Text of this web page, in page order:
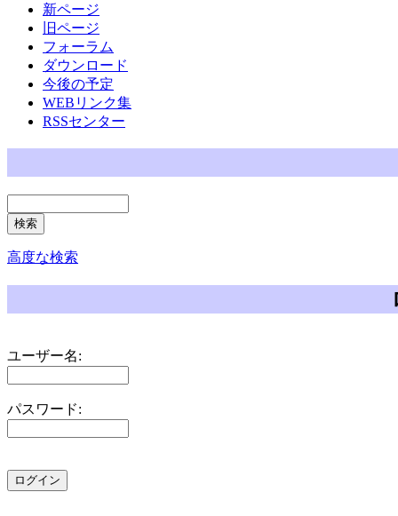
新ページ
旧ページ
フォーラム
ダウンロード
今後の予定
WEBリンク集
RSSセンター
高度な検索
ユーザー名:
パスワード: